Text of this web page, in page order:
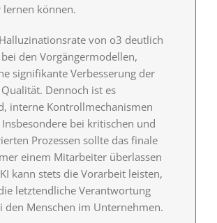
können.
von o3 deutlich
den Vorgängermodellen,
signifikante Verbesserung der
Dennoch ist es
interne Kontrollmechanismen
bei kritischen und
Prozessen sollte das finale
einem Mitarbeiter überlassen
kann stets die Vorarbeit leisten,
letztendliche Verantwortung
den Menschen im Unternehmen.